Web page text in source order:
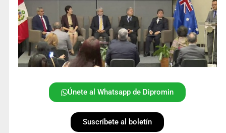
Únete al Whatsapp de Dipromin
Suscríbete al boletín